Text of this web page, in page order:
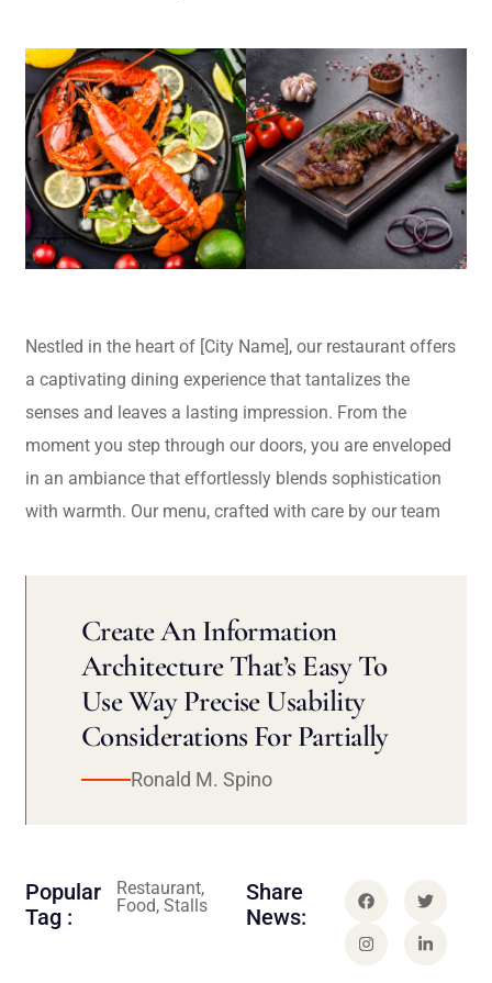
Nestled in the heart of [City Name], our restaurant offers
a captivating dining experience that tantalizes the
senses and leaves a lasting impression. From the
moment you step through our doors, you are enveloped
in an ambiance that effortlessly blends sophistication
with warmth. Our menu, crafted with care by our team
Create An Information
Architecture That’s Easy To
Use Way Precise Usability
Considerations For Partially
Ronald M. Spino
Popular
Tag :
Restaurant,
Food, Stalls
Share
News: